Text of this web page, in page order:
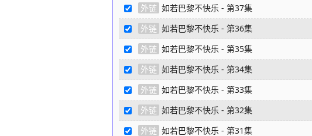
外链 如若巴黎不快乐 - 第37集
外链 如若巴黎不快乐 - 第36集
外链 如若巴黎不快乐 - 第35集
外链 如若巴黎不快乐 - 第34集
外链 如若巴黎不快乐 - 第33集
外链 如若巴黎不快乐 - 第32集
外链 如若巴黎不快乐 - 第31集